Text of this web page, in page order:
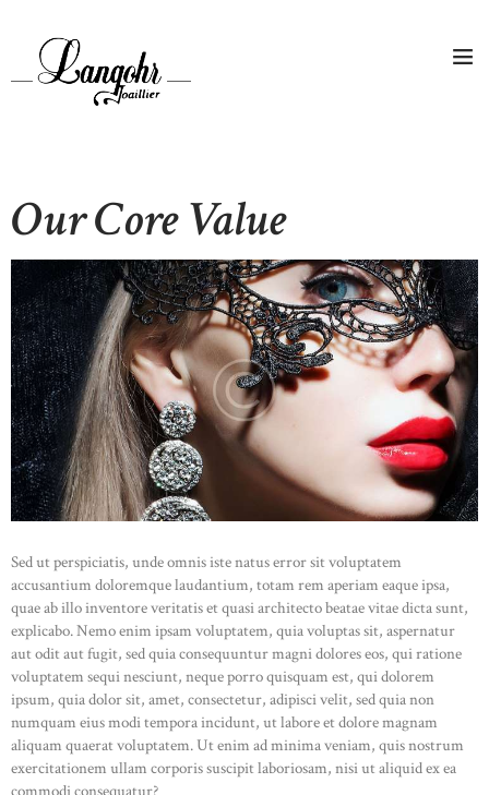
Our Core Value
Sed ut perspiciatis, unde omnis iste natus error sit voluptatem
accusantium doloremque laudantium, totam rem aperiam eaque ipsa,
quae ab illo inventore veritatis et quasi architecto beatae vitae dicta sunt,
explicabo. Nemo enim ipsam voluptatem, quia voluptas sit, aspernatur
aut odit aut fugit, sed quia consequuntur magni dolores eos, qui ratione
voluptatem sequi nesciunt, neque porro quisquam est, qui dolorem
ipsum, quia dolor sit, amet, consectetur, adipisci velit, sed quia non
numquam eius modi tempora incidunt, ut labore et dolore magnam
aliquam quaerat voluptatem. Ut enim ad minima veniam, quis nostrum
exercitationem ullam corporis suscipit laboriosam, nisi ut aliquid ex ea